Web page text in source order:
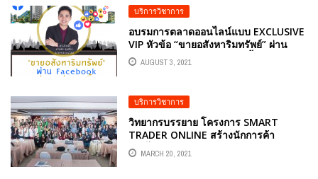
บริการวิชาการ
อบรมการตลาดออนไลน์แบบ EXCLUSIVE
VIP หัวข้อ “ขายอสังหาริมทรัพย์” ผ่าน
FACEBOOK “ง่ายๆแค่ปลายนิ้ว”
AUGUST 3, 2021
บริการวิชาการ
วิทยากรบรรยาย โครงการ SMART
TRADER ONLINE สร้างนักการค้า
ออนไลน์มืออาชีพ
MARCH 20, 2021